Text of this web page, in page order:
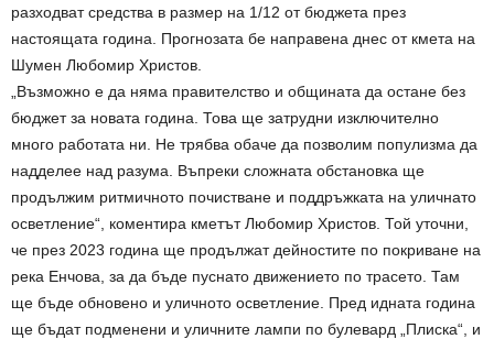
разходват средства в размер на 1/12 от бюджета през
настоящата година. Прогнозата бе направена днес от кмета на
Шумен Любомир Христов.
„Възможно е да няма правителство и общината да остане без
бюджет за новата година. Това ще затрудни изключително
много работата ни. Не трябва обаче да позволим популизма да
надделее над разума. Въпреки сложната обстановка ще
продължим ритмичното почистване и поддръжката на уличнато
осветление“, коментира кметът Любомир Христов. Той уточни,
че през 2023 година ще продължат дейностите по покриване на
река Енчова, за да бъде пуснато движението по трасето. Там
ще бъде обновено и уличното осветление. Пред идната година
ще бъдат подменени и уличните лампи по булевард „Плиска“, и